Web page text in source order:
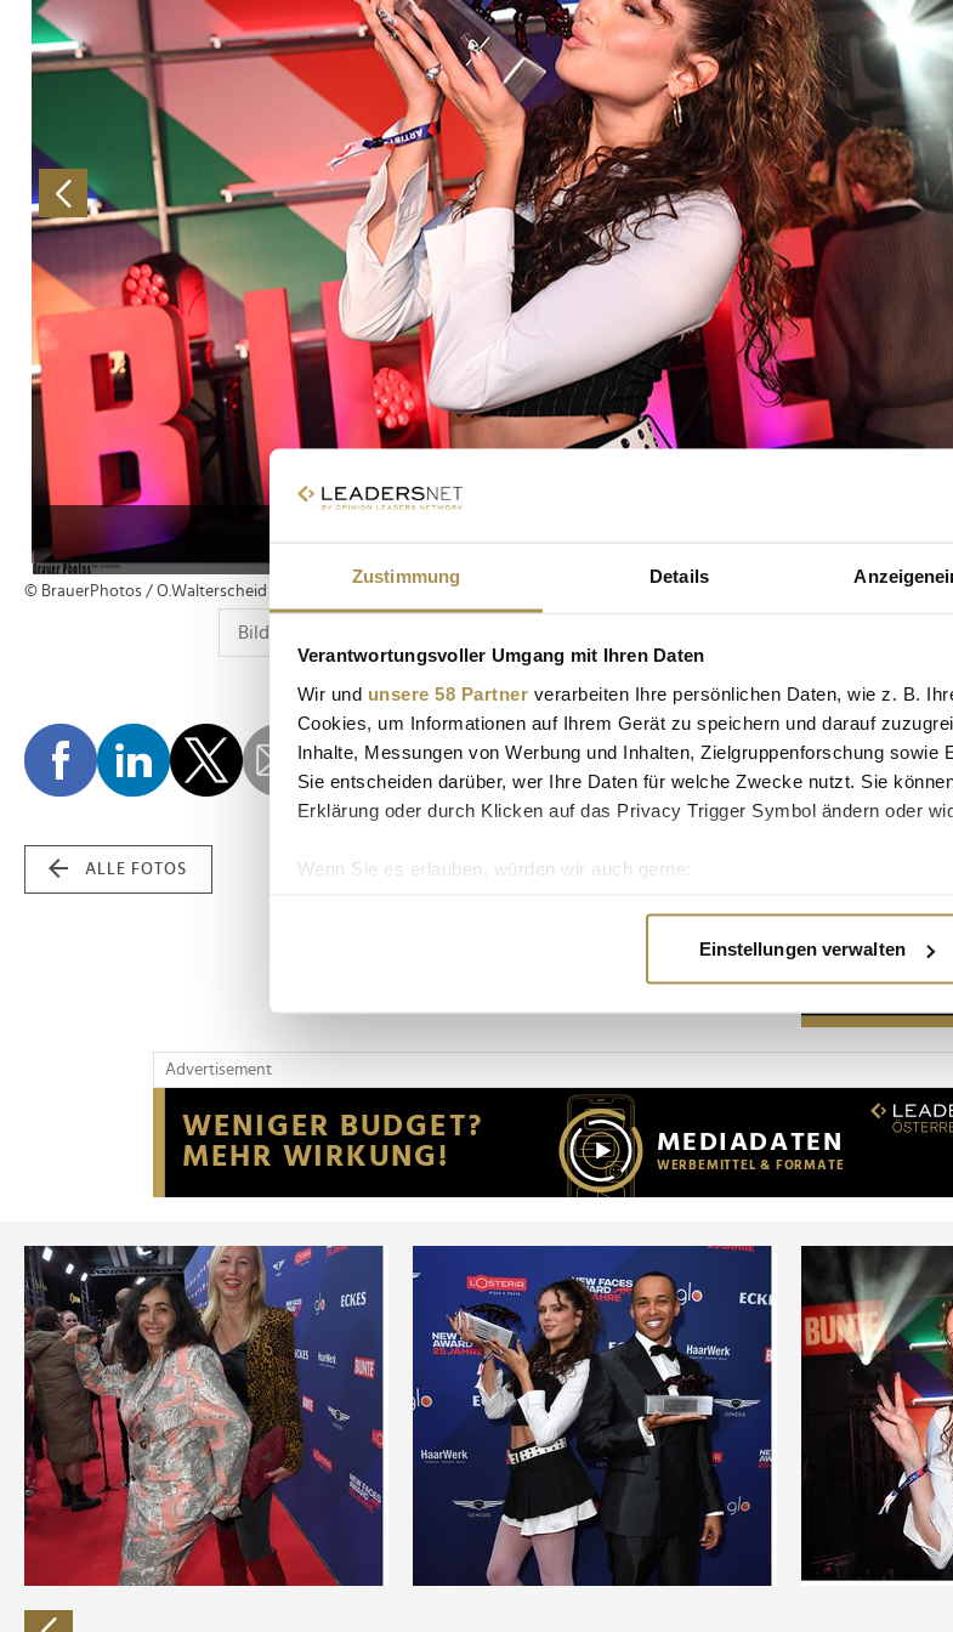
Zustimmung Details
Verantwortungsvoller Umgang mit Ihren Daten
Wir und unsere 58 Partner verarbeiten Ihre persönlichen Daten, wie z. B.
Cookies, um Informationen auf Ihrem Gerät zu speichern und darauf
Inhalte, Messungen von Werbung und Inhalten, Zielgruppenforschung sowie
Sie entscheiden darüber, wer Ihre Daten für welche Zwecke nutzt. Sie
Erklärung oder durch Klicken auf das Privacy Trigger Symbol ändern oder
Wenn Sie es erlauben, würden wir auch gerne:
Erfahren Sie mehr darüber, wie Ihre persönlichen Daten verarbeitet werden,
Wir verwenden Cookies, um Inhalte und Anzeigen zu personalisieren,
Website an unsere Partner für soziale Medien, Werbung und Analysen
möglicherweise mit weiteren Daten zusammen, die Sie ihnen bereitgestellt
der Dienste gesammelt haben.
Einstellungen verwalten
© BrauerPhotos / O.Walterscheid
ALLE FOTOS
Advertisement
Advertisement